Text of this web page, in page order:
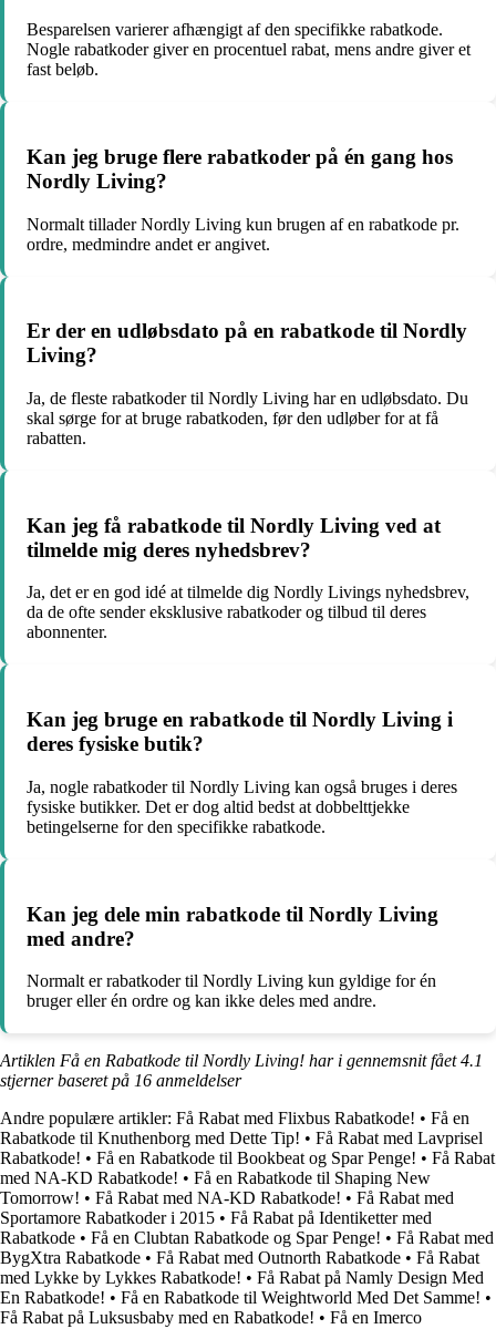
Besparelsen varierer afhængigt af den specifikke rabatkode.
Nogle rabatkoder giver en procentuel rabat, mens andre giver et
fast beløb.
Kan jeg bruge flere rabatkoder på én gang hos
Nordly Living?
Normalt tillader Nordly Living kun brugen af en rabatkode pr.
ordre, medmindre andet er angivet.
Er der en udløbsdato på en rabatkode til Nordly
Living?
Ja, de fleste rabatkoder til Nordly Living har en udløbsdato. Du
skal sørge for at bruge rabatkoden, før den udløber for at få
rabatten.
Kan jeg få rabatkode til Nordly Living ved at
tilmelde mig deres nyhedsbrev?
Ja, det er en god idé at tilmelde dig Nordly Livings nyhedsbrev,
da de ofte sender eksklusive rabatkoder og tilbud til deres
abonnenter.
Kan jeg bruge en rabatkode til Nordly Living i
deres fysiske butik?
Ja, nogle rabatkoder til Nordly Living kan også bruges i deres
fysiske butikker. Det er dog altid bedst at dobbelttjekke
betingelserne for den specifikke rabatkode.
Kan jeg dele min rabatkode til Nordly Living
med andre?
Normalt er rabatkoder til Nordly Living kun gyldige for én
bruger eller én ordre og kan ikke deles med andre.
Artiklen Få en Rabatkode til Nordly Living! har i gennemsnit fået4.1
stjerner baseret på 16 anmeldelser
Andre populære artikler: Få Rabat med Flixbus Rabatkode! • Få en
Rabatkode til Knuthenborg med Dette Tip! • Få Rabat med Lavprisel
Rabatkode! • Få en Rabatkode til Bookbeat og Spar Penge! • Få Rabat
med NA-KD Rabatkode! • Få en Rabatkode til Shaping New
Tomorrow! • Få Rabat med NA-KD Rabatkode! • Få Rabat med
Sportamore Rabatkoder i 2015 • Få Rabat på Identiketter med
Rabatkode • Få en Clubtan Rabatkode og Spar Penge! • Få Rabat med
BygXtra Rabatkode • Få Rabat med Outnorth Rabatkode • Få Rabat
med Lykke by Lykkes Rabatkode! • Få Rabat på Namly Design Med
En Rabatkode! • Få en Rabatkode til Weightworld Med Det Samme! •
Få Rabat på Luksusbaby med en Rabatkode! • Få en Imerco